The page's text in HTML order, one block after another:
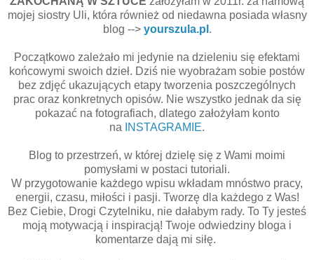
mojej siostry Uli, która również od niedawna posiada własny
blog --> yourszula.pl .
Początkowo zależało mi jedynie na dzieleniu się efektami
końcowymi swoich dzieł. Dziś nie wyobrażam sobie postów
bez zdjęć ukazujących etapy tworzenia poszczególnych
prac oraz konkretnych opisów. Nie wszystko jednak da się
pokazać na fotografiach, dlatego założyłam konto
na
INSTAGRAMIE.
Blog to przestrzeń, w której dzielę się z Wami moimi
pomysłami w postaci tutoriali.
W przygotowanie każdego wpisu wkładam mnóstwo pracy,
energii, czasu, miłości i pasji. Tworzę dla każdego z Was!
Bez Ciebie, Drogi Czytelniku, nie dałabym rady. To Ty jesteś
moją motywacją i inspiracją! Twoje odwiedziny bloga i
komentarze dają mi siłę.